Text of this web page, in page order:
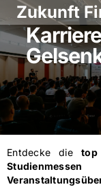
Zukunft
Entdecke dietop
Studienmessen